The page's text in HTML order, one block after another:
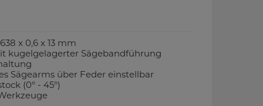
x 0,6 x 13 mm
kugelgelagerter Sägebandführung
Sägearms über Feder einstellbar
(0° - 45°)